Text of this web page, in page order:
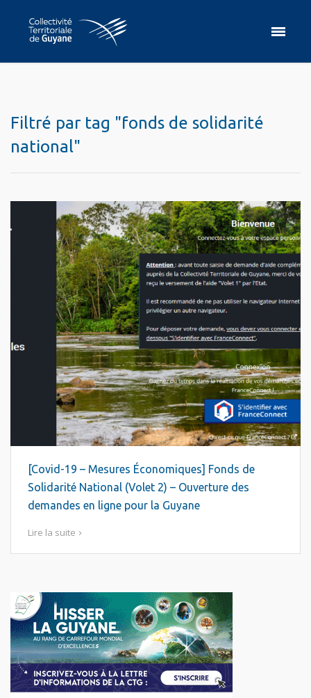
Filtré par tag "fonds de solidarité
national"
[Covid-19 – Mesures Économiques] Fonds de
Solidarité National (Volet 2) – Ouverture des
demandes en ligne pour la Guyane
Lire la suite